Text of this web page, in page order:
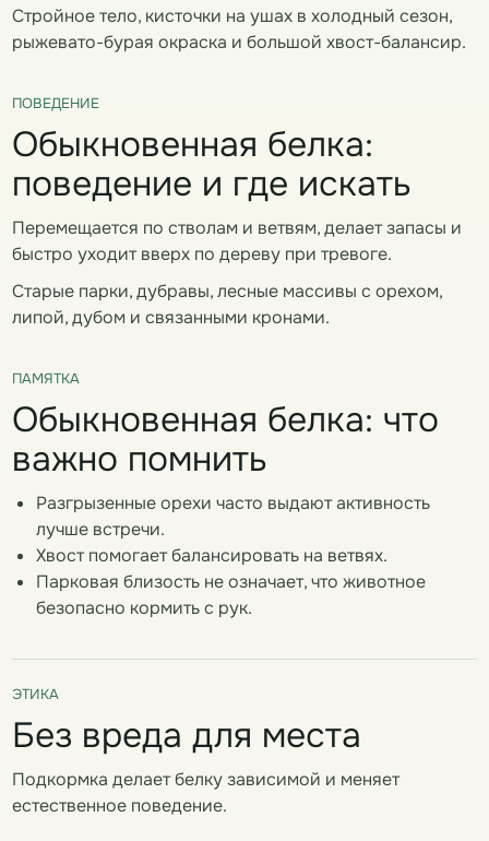
Стройное тело, кисточки на ушах в холодный сезон,
рыжевато-бурая окраска и большой хвост-балансир.
ПОВЕДЕНИЕ
Обыкновенная белка:
поведение и где искать
Перемещается по стволам и ветвям, делает запасы и
быстро уходит вверх по дереву при тревоге.
Старые парки, дубравы, лесные массивы с орехом,
липой, дубом и связанными кронами.
ПАМЯТКА
Обыкновенная белка: что
важно помнить
Разгрызенные орехи часто выдают активность
лучше встречи.
Хвост помогает балансировать на ветвях.
Парковая близость не означает, что животное
безопасно кормить с рук.
ЭТИКА
Без вреда для места
Подкормка делает белку зависимой и меняет
естественное поведение.